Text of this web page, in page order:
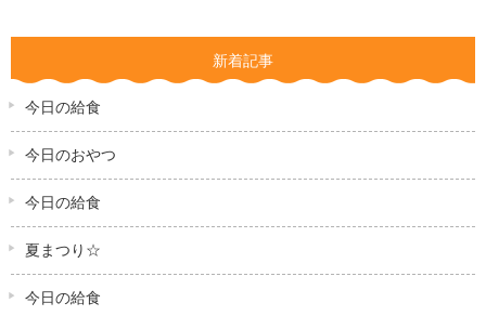
新着記事
今日の給食
今日のおやつ
今日の給食
夏まつり☆
今日の給食